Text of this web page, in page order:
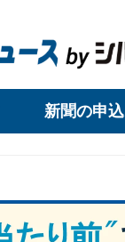
新聞の申込